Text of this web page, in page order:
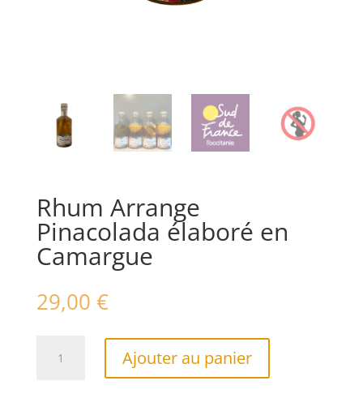
Rhum Arrange
Pinacolada élaboré en
Camargue
29,00 €
Ajouter au panier
t